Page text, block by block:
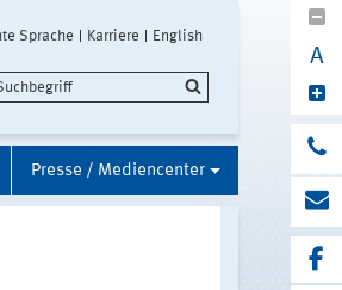
Sprache Karriere English
A
Presse / Mediencenter